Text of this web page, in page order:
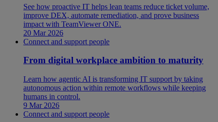
See how proactive IT helps lean teams reduce ticket volume,
improve DEX, automate remediation, and prove business
impact with TeamViewer ONE.
20 Mar 2026
Connect and support people
From digital workplace ambition to maturity
Learn how agentic AI is transforming IT support by taking
autonomous action within remote workflows while keeping
humans in control.
9 Mar 2026
Connect and support people